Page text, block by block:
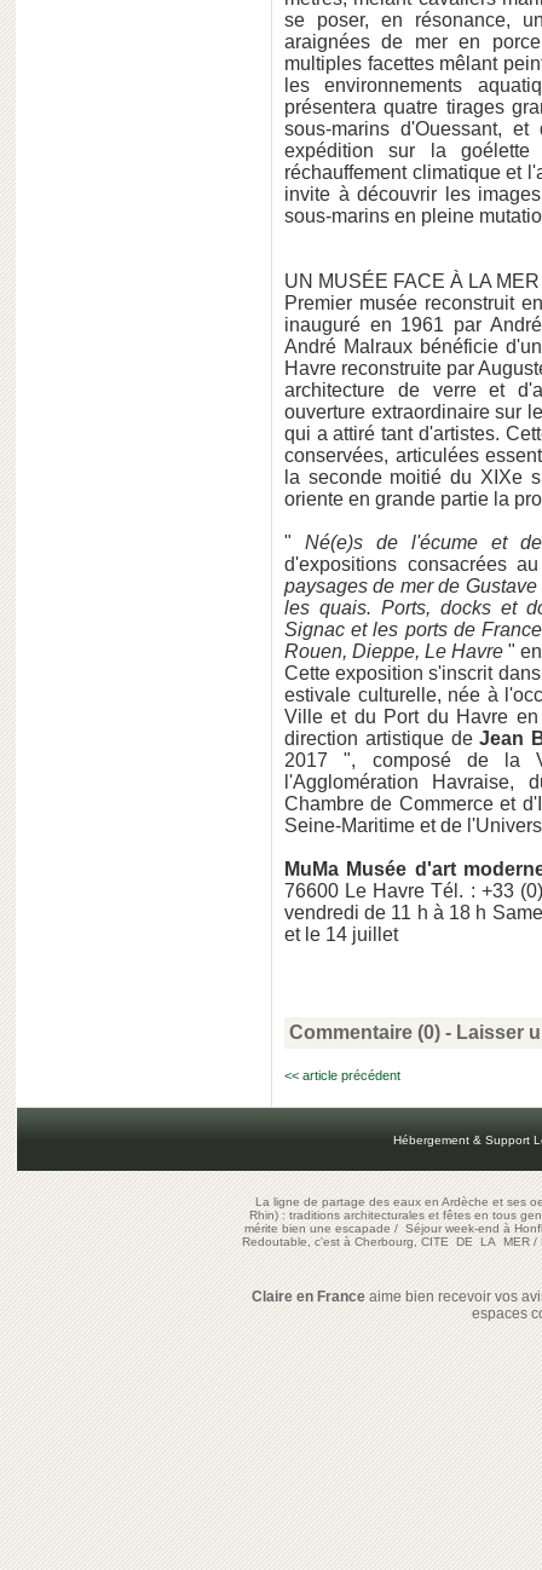
se poser, en résonance,
araignées de mer en
multiples facettes mêlant
les environnements
présentera quatre tirages
sous-marins d'Ouessant,
expédition sur la
réchauffement climatique et
invite à découvrir les
sous-marins en pleine
UN MUSÉE FACE À LA MER
Premier musée reconstruit
inauguré en 1961 par
André Malraux bénéficie
Havre reconstruite par
architecture de verre et
ouverture extraordinaire sur
qui a attiré tant d'artistes.
conservées, articulées
la seconde moitié du XIXe
oriente en grande partie la
" Né(e)s de l'écume et
d'expositions consacrées
paysages de mer de Gustave
les quais. Ports, docks et
Signac et les ports de France
Rouen, Dieppe, Le Havre "
Cette exposition s'inscrit
estivale culturelle, née à
Ville et du Port du Havre
direction artistique deJean
2017 ", composé de la
l'Agglomération
Chambre de Commerce et
Seine-Maritime et de
MuMa Musée d'art
76600 Le Havre Tél. : +33
vendredi de 11 h à 18 h
et le 14 juillet
Commentaire (0) - Laisser
<< article précédent
Hébergement & Support
La ligne de partage des eaux en Ardèche et ses
Rhin) : traditions architecturales et fêtes en tous
mérite bien une escapade/Séjour week-end à
Redoutable, c'est à Cherbourg, CITE DE LA MER/
Claire en Franceaime bien recevoir vos
espaces